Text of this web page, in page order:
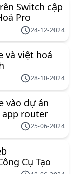
Switch cập
Pro
24-12-2024
và việt hoá
28-10-2024
vào dự án
app router
25-06-2024
Cụ Tạo